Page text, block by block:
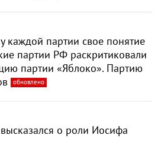
каждой партии свое понятие
партии РФ раскритиковали
партии «Яблоко». Партию
обновлено
о роли Иосифа